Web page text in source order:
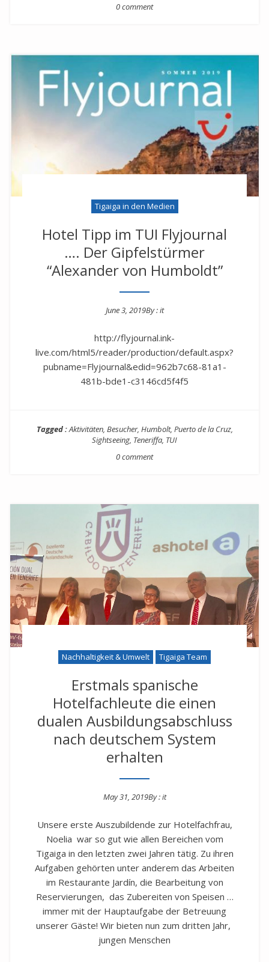
0 comment
Tigaiga in den Medien
Hotel Tipp im TUI Flyjournal
…. Der Gipfelstürmer
“Alexander von Humboldt”
June 3, 2019By :it
http://flyjournal.ink-
live.com/html5/reader/production/default.aspx?
pubname=Flyjournal&edid=962b7c68-81a1-
481b-bde1-c3146cd5f4f5
Tagged :Aktivitäten, Besucher, Humbolt, Puerto de la Cruz,
Sightseeing, Teneriffa, TUI
0 comment
Nachhaltigkeit & Umwelt Tigaiga Team
Erstmals spanische
Hotelfachleute die einen
dualen Ausbildungsabschluss
nach deutschem System
erhalten
May 31, 2019By :it
Unsere erste Auszubildende zur Hotelfachfrau,
Noelia war so gut wie allen Bereichen vom
Tigaiga in den letzten zwei Jahren tätig. Zu ihren
Aufgaben gehörten unter anderem das Arbeiten
im Restaurante Jardín, die Bearbeitung von
Reservierungen, das Zubereiten von Speisen …
immer mit der Hauptaufgabe der Betreuung
unserer Gäste! Wir bieten nun zum dritten Jahr,
jungen Menschen